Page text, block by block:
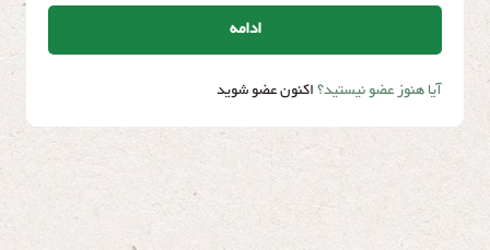
ادامه
آیا هنوز عضو نیستید؟اکنون عضو شوید